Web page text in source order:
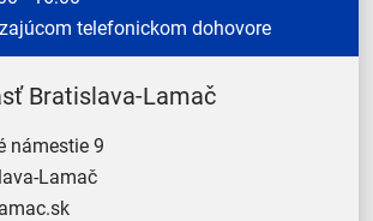
telefonickom dohovore
Bratislava-Lamač
námestie 9
Lamač